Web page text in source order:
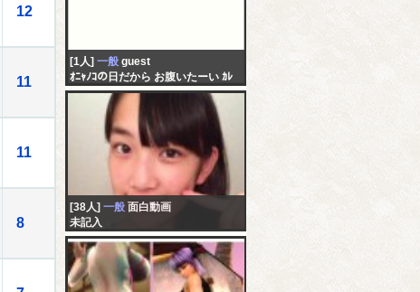
12
11
11
8
[1人] 一般 guest
ｵﾆｬﾉｺの日だから お腹いたーい ｶﾚ
のことめちゃくちゃ気になってる
し 諦めたくなーい
[38人] 一般 面白動画
未記入